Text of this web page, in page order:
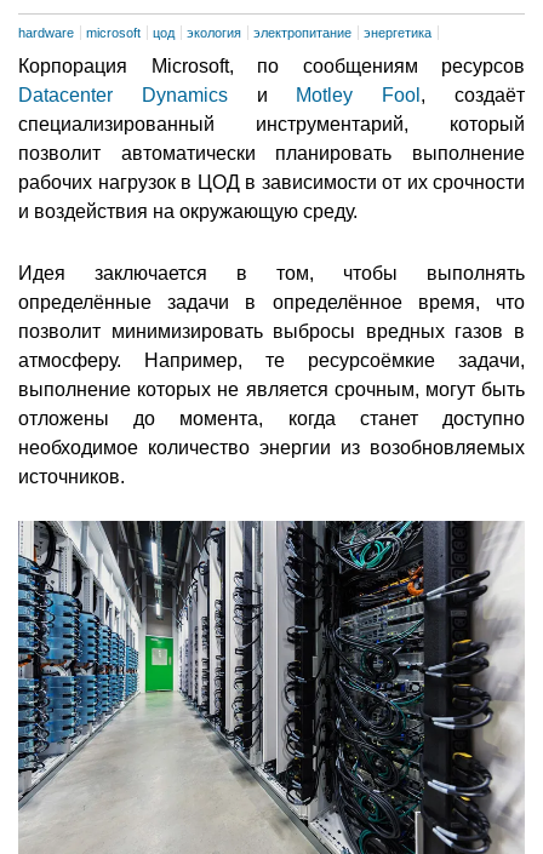
hardware microsoft цод экология электропитание энергетика
Корпорация Microsoft, по сообщениям ресурсов
Datacenter Dynamicsи Motley Fool , создаёт
специализированный инструментарий, который
позволит автоматически планировать выполнение
рабочих нагрузок в ЦОД в зависимости от их срочности
и воздействия на окружающую среду.
Идея заключается в том, чтобы выполнять
определённые задачи в определённое время, что
позволит минимизировать выбросы вредных газов в
атмосферу. Например, те ресурсоёмкие задачи,
выполнение которых не является срочным, могут быть
отложены до момента, когда станет доступно
необходимое количество энергии из возобновляемых
источников.